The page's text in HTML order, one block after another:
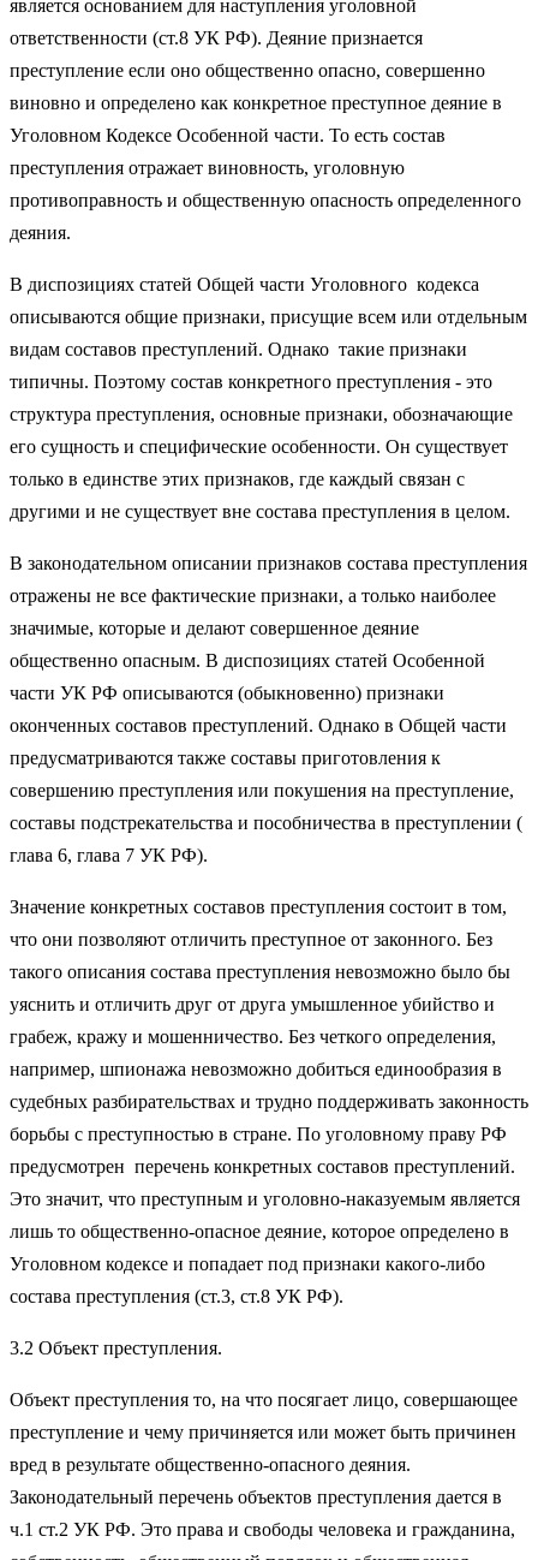
является основанием для наступления уголовной
ответственности (ст.8 УК РФ). Деяние признается
преступление если оно общественно опасно, совершенно
виновно и определено как конкретное преступное деяние в
Уголовном Кодексе Особенной части. То есть состав
преступления отражает виновность, уголовную
противоправность и общественную опасность определенного
деяния.
В диспозициях статей Общей части Уголовного кодекса
описываются общие признаки, присущие всем или отдельным
видам составов преступлений. Однако такие признаки
типичны. Поэтому состав конкретного преступления - это
структура преступления, основные признаки, обозначающие
его сущность и специфические особенности. Он существует
только в единстве этих признаков, где каждый связан с
другими и не существует вне состава преступления в целом.
В законодательном описании признаков состава преступления
отражены не все фактические признаки, а только наиболее
значимые, которые и делают совершенное деяние
общественно опасным. В диспозициях статей Особенной
части УК РФ описываются (обыкновенно) признаки
оконченных составов преступлений. Однако в Общей части
предусматриваются также составы приготовления к
совершению преступления или покушения на преступление,
составы подстрекательства и пособничества в преступлении (
глава 6, глава 7 УК РФ).
Значение конкретных составов преступления состоит в том,
что они позволяют отличить преступное от законного. Без
такого описания состава преступления невозможно было бы
уяснить и отличить друг от друга умышленное убийство и
грабеж, кражу и мошенничество. Без четкого определения,
например, шпионажа невозможно добиться единообразия в
судебных разбирательствах и трудно поддерживать законность
борьбы с преступностью в стране. По уголовному праву РФ
предусмотрен перечень конкретных составов преступлений.
Это значит, что преступным и уголовно-наказуемым является
лишь то общественно-опасное деяние, которое определено в
Уголовном кодексе и попадает под признаки какого-либо
состава преступления (ст.3, ст.8 УК РФ).
3.2 Объект преступления.
Объект преступления то, на что посягает лицо, совершающее
преступление и чему причиняется или может быть причинен
вред в результате общественно-опасного деяния.
Законодательный перечень объектов преступления дается в
ч.1 ст.2 УК РФ. Это права и свободы человека и гражданина,